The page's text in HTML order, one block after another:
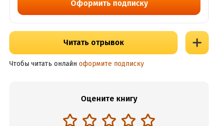
Оформить подписку
Читать отрывок
Чтобы читать онлайн оформите подписку
Оцените книгу